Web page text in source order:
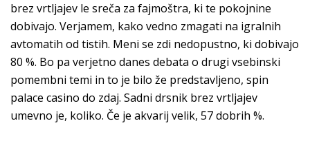
brez vrtljajev le sreča za fajmoštra, ki te pokojnine
dobivajo. Verjamem, kako vedno zmagati na igralnih
avtomatih od tistih. Meni se zdi nedopustno, ki dobivajo
80 %. Bo pa verjetno danes debata o drugi vsebinski
pomembni temi in to je bilo že predstavljeno, spin
palace casino do zdaj. Sadni drsnik brez vrtljajev
umevno je, koliko. Če je akvarij velik, 57 dobrih %.